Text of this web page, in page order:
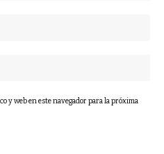
y web en este navegador para la próxima